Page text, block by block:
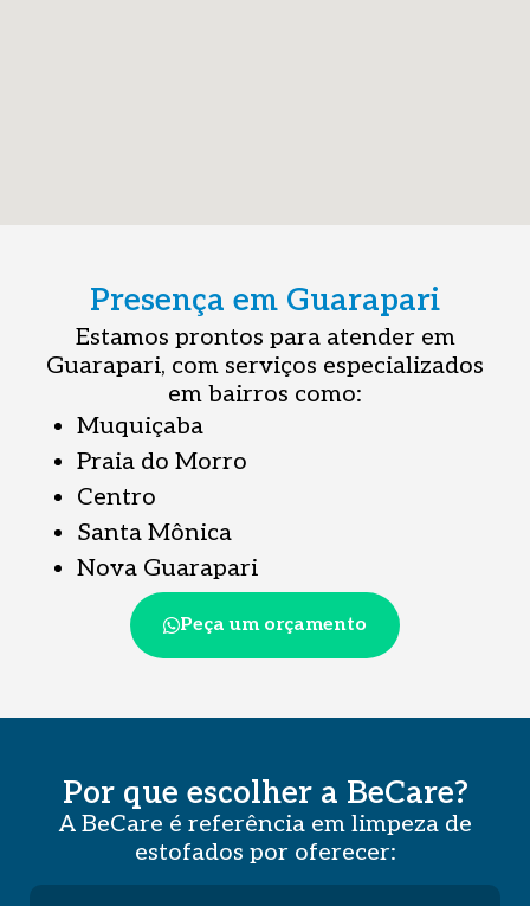
Presença em Guarapari
Estamos prontos para atender em
Guarapari, com serviços especializados
em bairros como:
Muquiçaba
Praia do Morro
Centro
Santa Mônica
Nova Guarapari
Peça um orçamento
Por que escolher a BeCare?
A BeCare é referência em limpeza de
estofados por oferecer: